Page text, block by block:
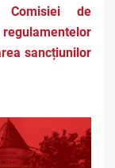
Comisiei de
sancțiunilor